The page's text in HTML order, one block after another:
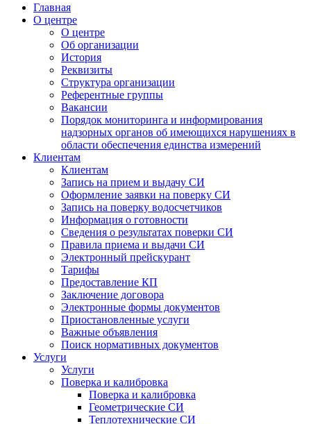
Главная
О центре
О центре
Об организации
История
Реквизиты
Структура организации
Референтные группы
Вакансии
Порядок мониторинга и информирования
надзорных органов об имеющихся нарушениях в
области обеспечения единства измерений
Клиентам
Клиентам
Запись на прием и выдачу СИ
Оформление заявки на поверку СИ
Запись на поверку водосчетчиков
Информация о готовности
Сведения о результатах поверки СИ
Правила приема и выдачи СИ
Электронный прейскурант
Тарифы
Предоставление КП
Заключение договора
Электронные формы документов
Приостановленные услуги
Важные объявления
Поиск нормативных документов
Услуги
Услуги
Поверка и калибровка
Поверка и калибровка
Геометрические СИ
Теплотехнические СИ